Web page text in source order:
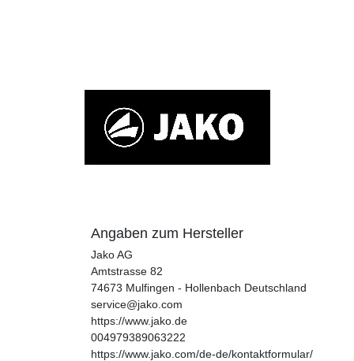
Angaben zum Hersteller
Jako AG
Amtstrasse 82
74673 Mulfingen - Hollenbach Deutschland
service@jako.com
https://www.jako.de
004979389063222
https://www.jako.com/de-de/kontaktformular/